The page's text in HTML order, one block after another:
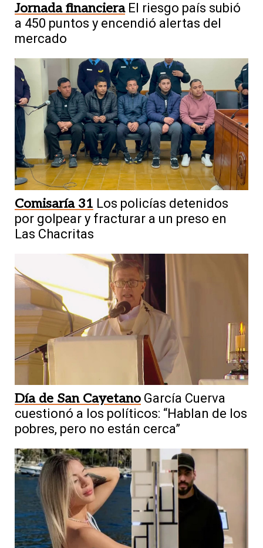
Jornada financiera El riesgo país subió
a 450 puntos y encendió alertas del
mercado
Comisaría 31 Los policías detenidos
por golpear y fracturar a un preso en
Las Chacritas
Día de San Cayetano García Cuerva
cuestionó a los políticos: “Hablan de los
pobres, pero no están cerca”